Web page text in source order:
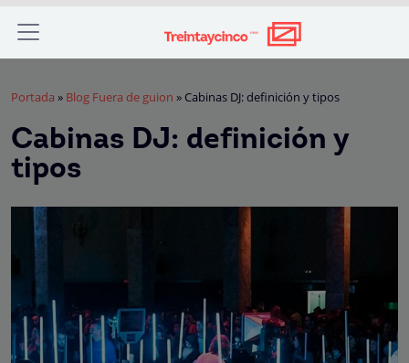
Portada » Blog Fuera de guion » Cabinas DJ: definición y tipos
Cabinas DJ: definición y
tipos